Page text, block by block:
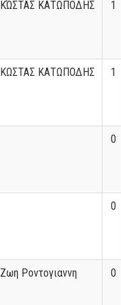
ΚΏΣΤΑΣ ΚΑΤΩΠΟΔΗΣ 1
ΚΩΣΤΑΣ ΚΑΤΩΠΟΔΗΣ 1
0
0
Ζωη Ροντογιαννη 0